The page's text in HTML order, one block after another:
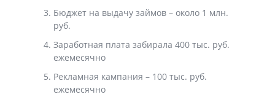
Бюджет на выдачу займов – около 1 млн.
руб.
Заработная плата забирала 400 тыс. руб.
ежемесячно
Рекламная кампания – 100 тыс. руб.
ежемесячно